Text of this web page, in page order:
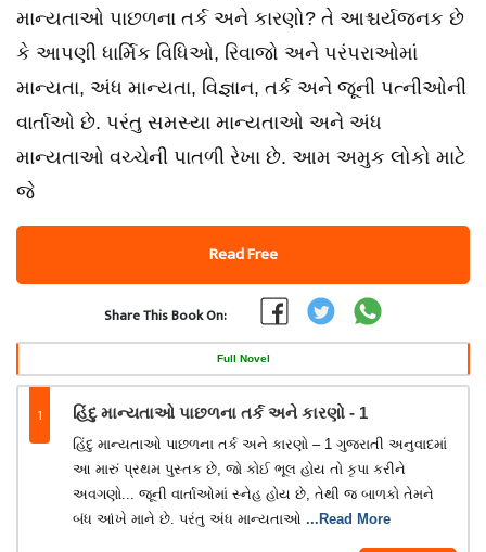
માન્યતાઓ પાછળના તર્ક અને કારણો? તે આશ્ચર્યજનક છે
કે આપણી ધાર્મિક વિધિઓ, રિવાજો અને પરંપરાઓમાં
માન્યતા, અંધ માન્યતા, વિજ્ઞાન, તર્ક અને જૂની પત્નીઓની
વાર્તાઓ છે. પરંતુ સમસ્યા માન્યતાઓ અને અંધ
માન્યતાઓ વચ્ચેની પાતળી રેખા છે. આમ અમુક લોકો માટે
જે
Read Free
Share This Book On:
Full Novel
1 હિંદુ માન્યતાઓ પાછળના તર્ક અને કારણો - 1
હિંદુ માન્યતાઓ પાછળના તર્ક અને કારણો – 1 ગુજરાતી અનુવાદમાં
આ મારું પ્રથમ પુસ્તક છે, જો કોઈ ભૂલ હોય તો કૃપા કરીને
અવગણો... જૂની વાર્તાઓમાં સ્નેહ હોય છે, તેથી જ બાળકો તેમને
બંધ આંખે માને છે. પરંતુ અંધ માન્યતાઓ ...Read More